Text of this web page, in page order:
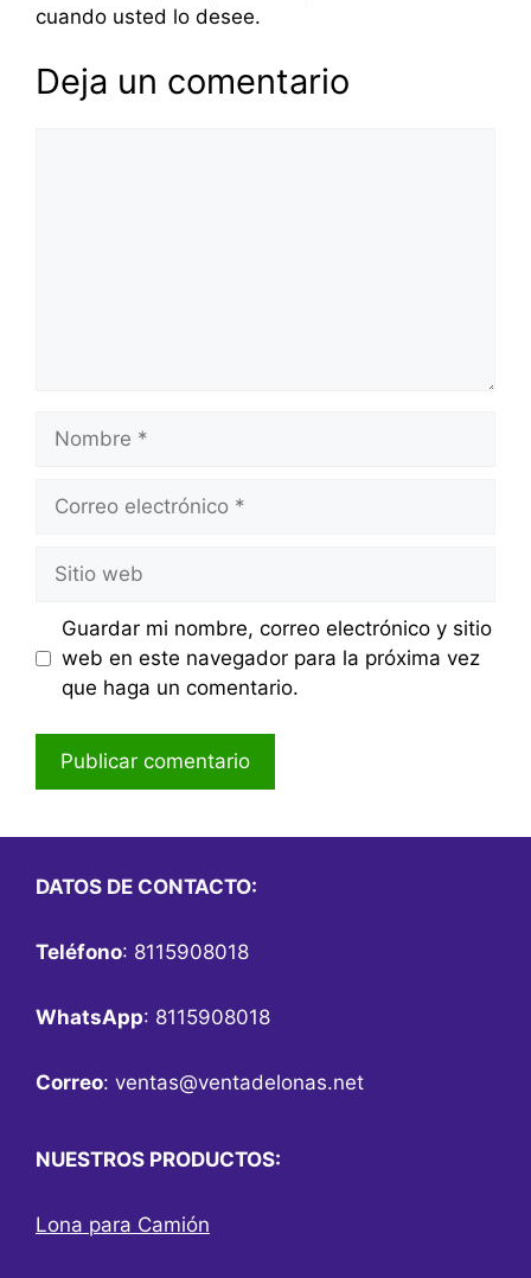
cuando usted lo desee.
Deja un comentario
Nombre
Correo
Sitio
web
Guardar mi nombre, correo electrónico y sitio
web en este navegador para la próxima vez
que haga un comentario.
DATOS DE CONTACTO:
Teléfono: 8115908018
WhatsApp: 8115908018
Correo: ventas@ventadelonas.net
NUESTROS PRODUCTOS:
Lona para Camión